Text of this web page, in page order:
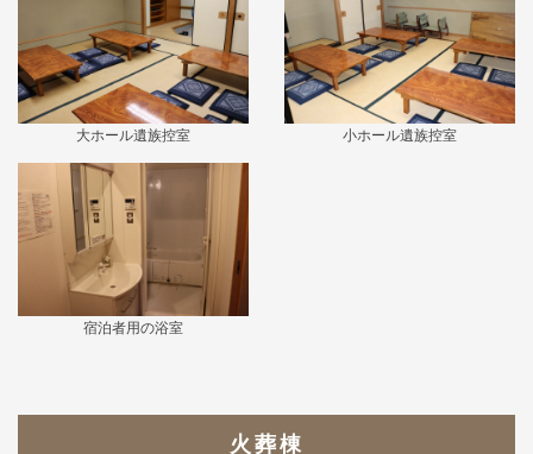
大ホール遺族控室 小ホール遺族控室
宿泊者用の浴室
火葬棟